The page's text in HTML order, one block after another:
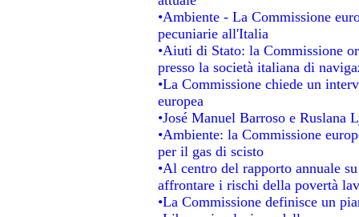
•Ambiente - La Commissione
pecuniarie all'Italia
•Aiuti di Stato: la Commissione
presso la società italiana di
•La Commissione chiede un
europea
•José Manuel Barroso e Ruslana
•Ambiente: la Commissione
per il gas di scisto
•Al centro del rapporto annuale
affrontare i rischi della povertà
•La Commissione definisce un